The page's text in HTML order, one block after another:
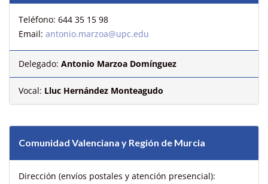
Teléfono: 644 35 15 98
Email: antonio.marzoa@upc.edu
Delegado: Antonio Marzoa Domínguez
Vocal: Lluc Hernández Monteagudo
Comunidad Valenciana y Región de Murcia
Dirección (envíos postales y atención presencial):